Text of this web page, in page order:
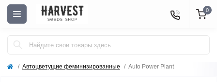
0
Автоцветущие феминизированные Auto Power Plant